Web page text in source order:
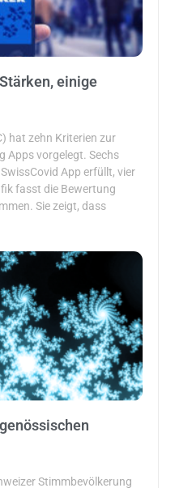
einige
hat zehn Kriterien zur
Apps vorgelegt. Sechs
App erfüllt, vier
fasst die Bewertung
Sie zeigt, dass
Stimmbevölkerung